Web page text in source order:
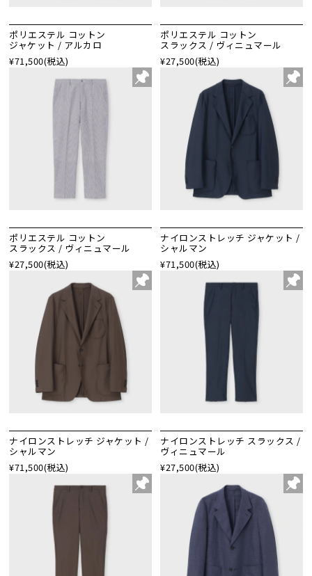
ポリエステル コットン
ジャケット / アルカロ
¥71,500(税込)
ポリエステル コットン
スラックス / ヴィニュマール
¥27,500(税込)
ポリエステル コットン
スラックス / ヴィニュマール
¥27,500(税込)
ナイロンストレッチ ジャケット /
シャルマン
¥71,500(税込)
ナイロンストレッチ ジャケット /
シャルマン
¥71,500(税込)
ナイロンストレッチ スラックス /
ヴィニュマール
¥27,500(税込)